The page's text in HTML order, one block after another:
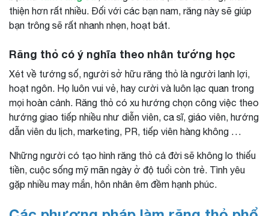
thiện hơn rất nhiều. Đối với các bạn nam, răng này sẽ giúp
bạn trông sẽ rất nhanh nhẹn, hoạt bát.
Răng thỏ có ý nghĩa theo nhân tướng học
Xét về tướng số, người sở hữu răng thỏ là người lanh lợi,
hoạt ngôn. Họ luôn vui vẻ, hay cười và luôn lạc quan trong
mọi hoàn cảnh. Răng thỏ có xu hướng chọn công việc theo
hướng giao tiếp nhiều như diễn viên, ca sĩ, giáo viên, hướng
dẫn viên du lịch, marketing, PR, tiếp viên hàng không …
Những người có tạo hình răng thỏ cả đời sẽ không lo thiếu
tiền, cuộc sống mỹ mãn ngày ở độ tuổi còn trẻ. Tình yêu
gặp nhiều may mắn, hôn nhân êm đềm hạnh phúc.